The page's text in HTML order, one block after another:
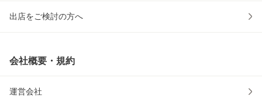
出店をご検討の方へ
会社概要・規約
運営会社